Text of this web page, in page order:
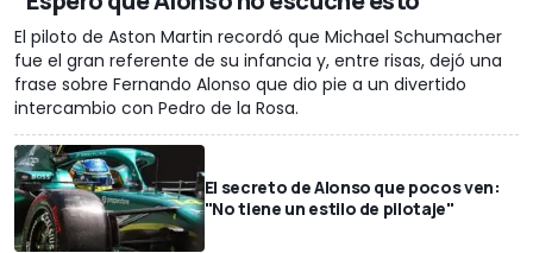
El piloto de Aston Martin recordó que Michael Schumacher
fue el gran referente de su infancia y, entre risas, dejó una
frase sobre Fernando Alonso que dio pie a un divertido
intercambio con Pedro de la Rosa.
El secreto de Alonso que pocos ven:
"No tiene un estilo de pilotaje"